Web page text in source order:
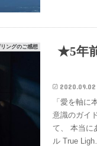
ングのご感想
★5年
2020.09.02
「愛を軸に
意識のガイ
て、 本当に
ル True